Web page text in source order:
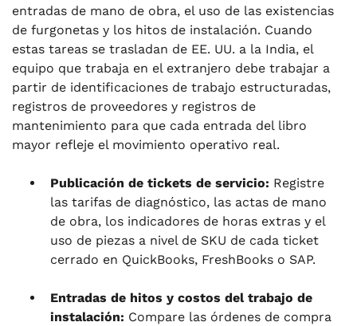
entradas de mano de obra, el uso de las existencias
de furgonetas y los hitos de instalación. Cuando
estas tareas se trasladan de EE. UU. a la India, el
equipo que trabaja en el extranjero debe trabajar a
partir de identificaciones de trabajo estructuradas,
registros de proveedores y registros de
mantenimiento para que cada entrada del libro
mayor refleje el movimiento operativo real.
Publicación de tickets de servicio: Registre
las tarifas de diagnóstico, las actas de mano
de obra, los indicadores de horas extras y el
uso de piezas a nivel de SKU de cada ticket
cerrado en QuickBooks, FreshBooks o SAP.
Entradas de hitos y costos del trabajo de
instalación: Compare las órdenes de compra